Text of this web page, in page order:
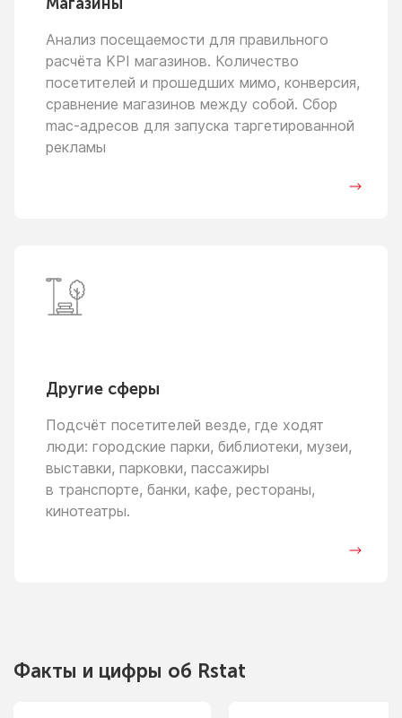
Анализ посещаемости для правильного
расчёта KPI магазинов. Количество
посетителей и прошедших мимо, конверсия,
сравнение магазинов между собой. Сбор
mac-адресов для запуска таргетированной
рекламы
Другие сферы
Подсчёт посетителей везде, где ходят
люди: городские парки, библиотеки, музеи,
выставки, парковки, пассажиры
в транспорте, банки, кафе, рестораны,
кинотеатры.
Факты и цифры об Rstat